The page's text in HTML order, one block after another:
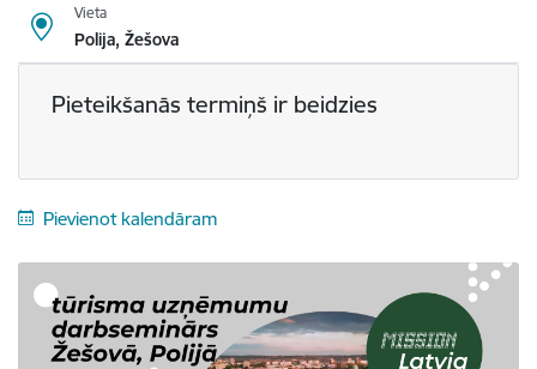
Vieta
Polija, Žešova
Pieteikšanās termiņš ir beidzies
Pievienot kalendāram